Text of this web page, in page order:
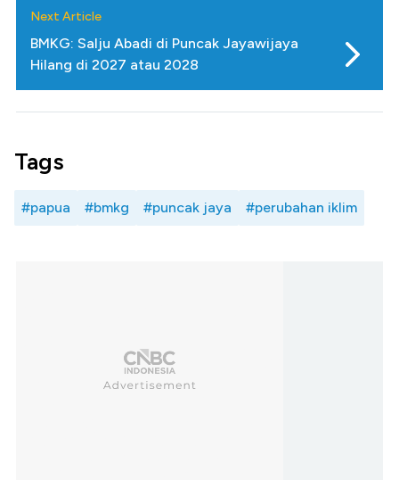
Next Article
BMKG: Salju Abadi di Puncak Jayawijaya
Hilang di 2027 atau 2028
Tags
#papua #bmkg #puncak jaya #perubahan iklim